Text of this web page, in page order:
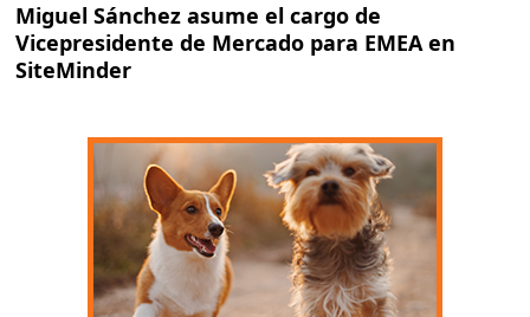
Miguel Sánchez asume el cargo de
Vicepresidente de Mercado para EMEA en
SiteMinder